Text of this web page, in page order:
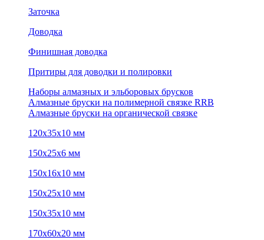
Заточка
Доводка
Финишная доводка
Притиры для доводки и полировки
Наборы алмазных и эльборовых брусков
Алмазные бруски на полимерной связке RRB
Алмазные бруски на органической связке
120х35х10 мм
150х25х6 мм
150х16х10 мм
150х25х10 мм
150х35х10 мм
170х60х20 мм